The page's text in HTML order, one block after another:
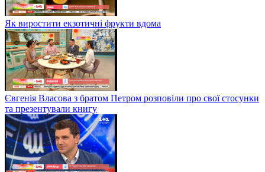
Як виростити екзотичні фрукти вдома
Євгенія Власова з братом Петром розповіли про свої стосунки
та презентували книгу